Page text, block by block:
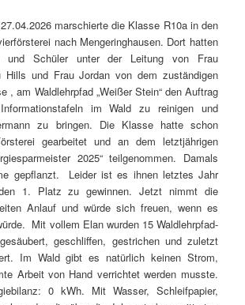
marschierte die Klasse R10a in den
nach Mengeringhausen. Dort hatten
und Schüler unter der Leitung von Frau
Hills und Frau Jordan von dem zuständigen
, am Waldlehrpfad „Weißer Stein“ den Auftrag
im Wald zu reinigen und
zu bringen. Die Klasse hatte schon
gearbeitet und an dem letztjährigen
2025“ teilgenommen. Damals
gepflanzt.
Leider ist es ihnen letztes Jahr
1. Platz zu gewinnen. Jetzt nimmt die
Anlauf und würde sich freuen, wenn es
Mit vollem Elan wurden 15 Waldlehrpfad-
geschliffen, gestrichen und zuletzt
Im Wald gibt es natürlich keinen Strom,
Arbeit von Hand verrichtet werden musste.
0 kWh. Mit Wasser, Schleifpapier,